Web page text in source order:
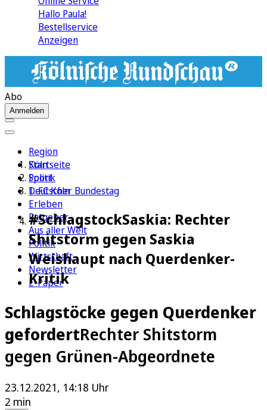
Hallo Paula!
Bestellservice
Anzeigen
Abo
Anmelden
Region
Köln
Sport
1. FC Köln
Erleben
Ratgeber
Aus aller Welt
Politik
Wirtschaft
Newsletter
E-Paper
Startseite
Politik
Deutscher Bundestag
#SchlagstockSaskia: Rechter
Shitstorm gegen Saskia
Weishaupt nach Querdenker-
Kritik
Schlagstöcke gegen Querdenker
gefordertRechter Shitstorm
gegen Grünen-Abgeordnete
23.12.2021, 14:18 Uhr
2 min